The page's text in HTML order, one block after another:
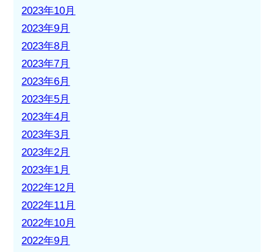
2023年10月
2023年9月
2023年8月
2023年7月
2023年6月
2023年5月
2023年4月
2023年3月
2023年2月
2023年1月
2022年12月
2022年11月
2022年10月
2022年9月